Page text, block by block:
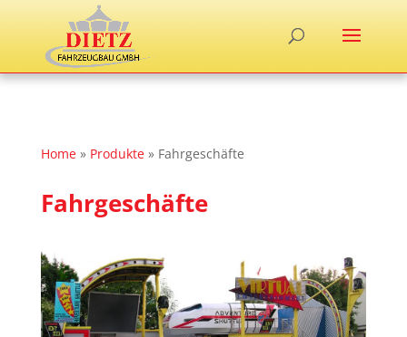
Home» Produkte» Fahrgeschäfte
Fahrgeschäfte